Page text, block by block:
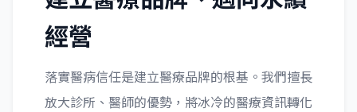
經營
落實醫病信任是建立醫療品牌的根基。我們擅長
放大診所、醫師的優勢，將冰冷的醫療資訊轉化